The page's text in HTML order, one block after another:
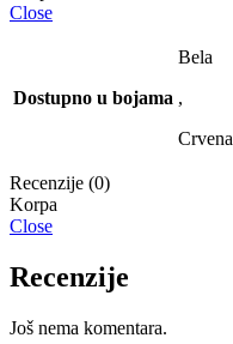
Close
Dostupno u bojama
Bela
,
Crvena
Recenzije (0)
Close
Recenzije
Još nema komentara.